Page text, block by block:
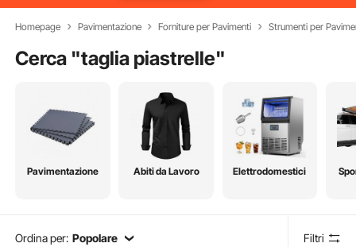
Homepage Pavimentazione Forniture per Pavimenti Strumenti per
Cerca "taglia piastrelle"
Pavimentazione Abiti da Lavoro Elettrodomestici
Ordina per: Popolare Filtri